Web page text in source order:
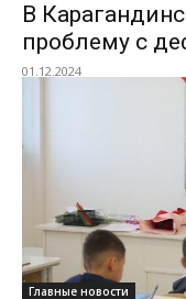
В
проблему с
01.12.2024
Главные новости